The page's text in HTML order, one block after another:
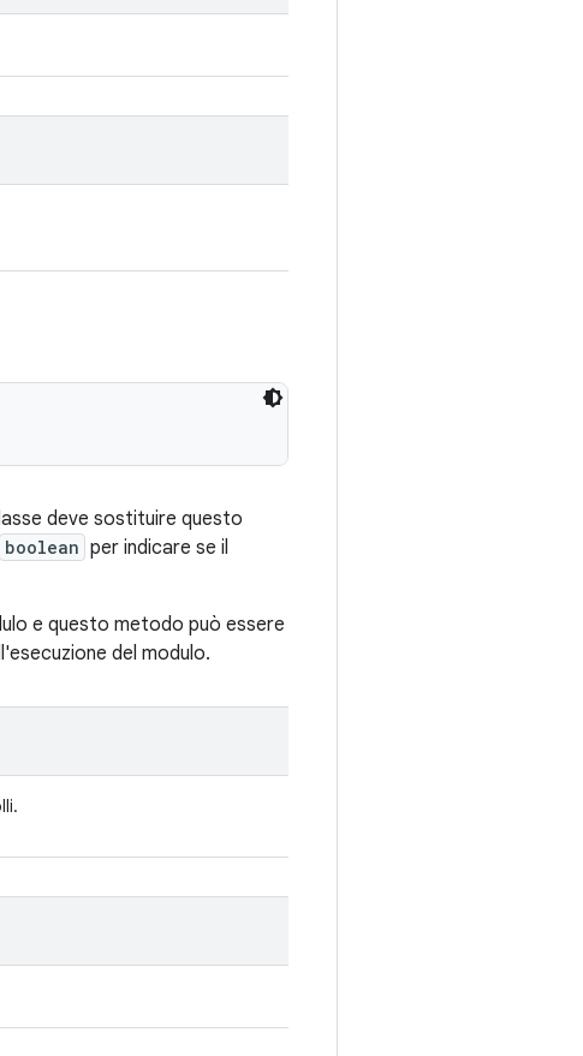
deve sostituire questo
boolean per indicare se il
e questo metodo può essere
del modulo.